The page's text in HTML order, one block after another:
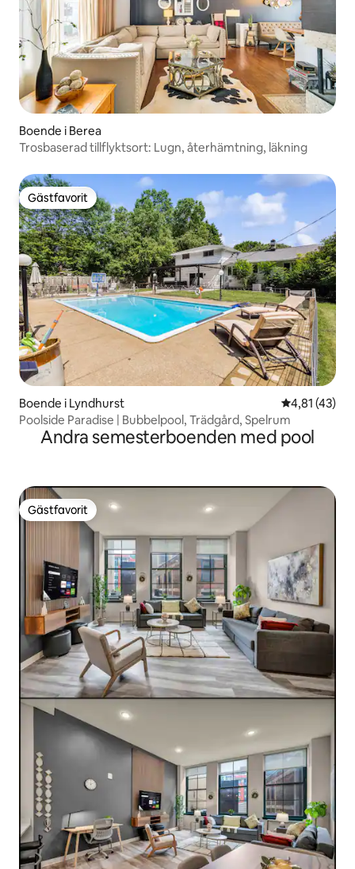
Boende i Berea
Trosbaserad tillflyktsort: Lugn, återhämtning, läkning
Gästfavorit
Gästfavorit
Boende i Lyndhurst 4,81 av 5 i
4,81 (43)
Poolside Paradise | Bubbelpool, Trädgård, Spelrum
Andra semesterboenden med pool
Gästfavorit
Gästfavorit